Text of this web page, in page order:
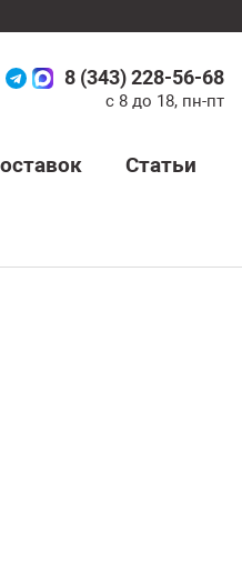
8 (343) 228-56-68
с 8 до 18, пн-пт
Статьи